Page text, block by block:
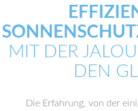
MIT DER
DEN
Die Erfahrung, von der